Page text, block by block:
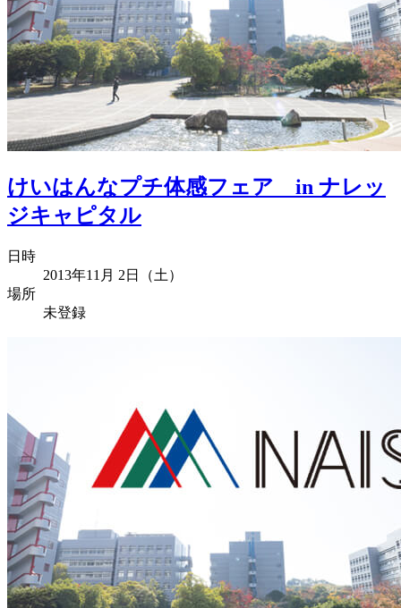
けいはんなプチ体感フェア in ナレッ
ジキャピタル
日時
2013年11月 2日（土）
場所
未登録